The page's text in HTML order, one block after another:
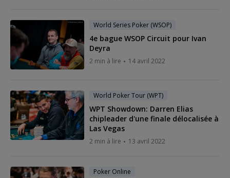
World Series Poker (WSOP)
4e bague WSOP Circuit pour Ivan
Deyra
2 min à lire 14 avril 2022
World Poker Tour (WPT)
WPT Showdown: Darren Elias
chipleader d'une finale délocalisée à
Las Vegas
2 min à lire 13 avril 2022
Poker Online